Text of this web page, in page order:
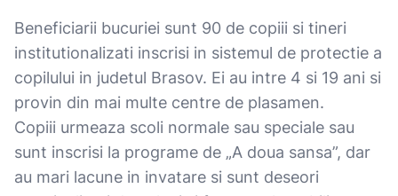
Beneficiarii bucuriei sunt 90 de copiii si tineri
institutionalizati inscrisi in sistemul de protectie a
copilului in judetul Brasov. Ei au intre 4 si 19 ani si
provin din mai multe centre de plasamen.
Copiii urmeaza scoli normale sau speciale sau
sunt inscrisi la programe de „A doua sansa”, dar
au mari lacune in invatare si sunt deseori